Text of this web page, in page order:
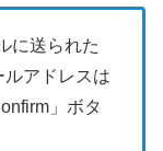
に送られた
ルアドレスは
」ボタ